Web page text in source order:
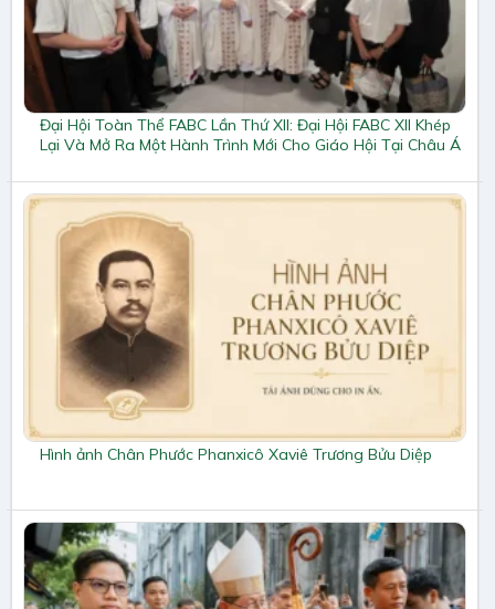
Đại Hội Toàn Thể FABC Lần Thứ XII: Đại Hội FABC XII Khép
Lại Và Mở Ra Một Hành Trình Mới Cho Giáo Hội Tại Châu Á
Hình ảnh Chân Phước Phanxicô Xaviê Trương Bửu Diệp